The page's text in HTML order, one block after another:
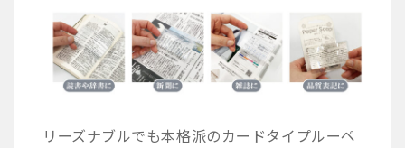
リーズナブルでも本格派のカードタイプルーペ